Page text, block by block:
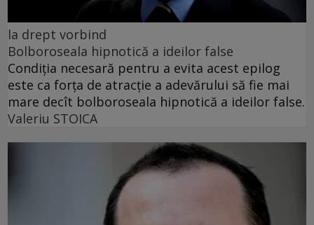
la drept vorbind
Bolboroseala hipnotică a ideilor false
Condiția necesară pentru a evita acest epilog
este ca forța de atracție a adevărului să fie mai
mare decît bolboroseala hipnotică a ideilor false.
Valeriu STOICA